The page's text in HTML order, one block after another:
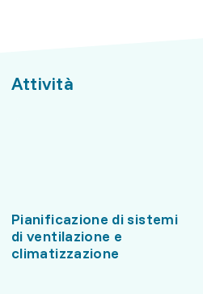
Attività
Pianificazione di sistemi
di ventilazione e
climatizzazione